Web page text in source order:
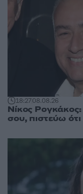
18:2708.08.26
Νίκος
σου, πιστεύω